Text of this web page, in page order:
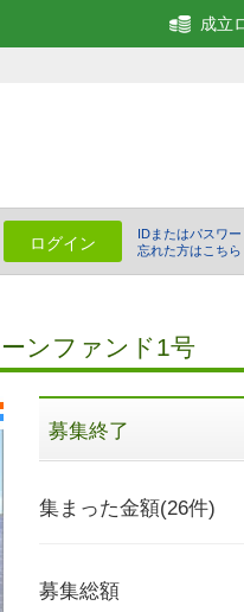
成立
ログイン
IDまたはパスワー
忘れた方はこちら
ンファンド1号
募集終了
集まった金額(26件)
募集総額